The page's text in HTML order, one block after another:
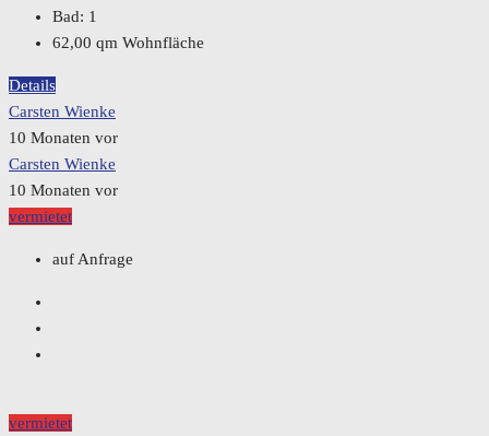
Bad: 1
62,00 qm Wohnfläche
Details
Carsten Wienke
10 Monaten vor
Carsten Wienke
10 Monaten vor
vermietet
auf Anfrage
vermietet